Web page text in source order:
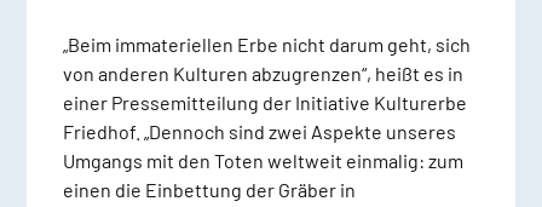
„Beim immateriellen Erbe nicht darum geht, sich
von anderen Kulturen abzugrenzen“, heißt es in
einer Pressemitteilung der Initiative Kulturerbe
Friedhof. „Dennoch sind zwei Aspekte unseres
Umgangs mit den Toten weltweit einmalig: zum
einen die Einbettung der Gräber in